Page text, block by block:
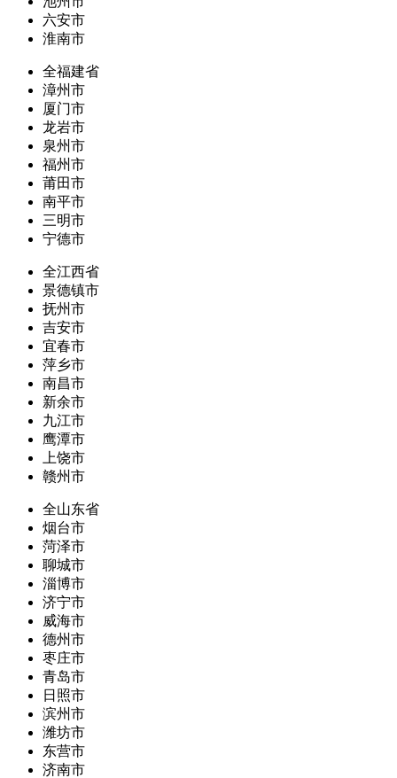
六安市
淮南市
全福建省
漳州市
厦门市
龙岩市
泉州市
福州市
莆田市
南平市
三明市
宁德市
全江西省
景德镇市
抚州市
吉安市
宜春市
萍乡市
南昌市
新余市
九江市
鹰潭市
上饶市
赣州市
全山东省
烟台市
菏泽市
聊城市
淄博市
济宁市
威海市
德州市
枣庄市
青岛市
日照市
滨州市
潍坊市
东营市
济南市